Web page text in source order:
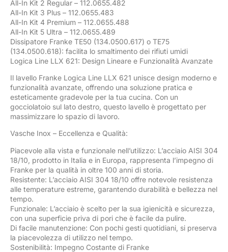
All-In Kit 2 Regular – 112.0655.482
All-In Kit 3 Plus – 112.0655.483
All-In Kit 4 Premium – 112.0655.488
All-In Kit 5 Ultra – 112.0655.489
Dissipatore Franke TE50 (134.0500.617) o TE75
(134.0500.618): facilita lo smaltimento dei rifiuti umidi
Logica Line LLX 621: Design Lineare e Funzionalità Avanzate
Il lavello Franke Logica Line LLX 621 unisce design moderno e
funzionalità avanzate, offrendo una soluzione pratica e
esteticamente gradevole per la tua cucina. Con un
gocciolatoio sul lato destro, questo lavello è progettato per
massimizzare lo spazio di lavoro.
Vasche Inox – Eccellenza e Qualità:
Piacevole alla vista e funzionale nell’utilizzo: L’acciaio AISI 304
18/10, prodotto in Italia e in Europa, rappresenta l’impegno di
Franke per la qualità in oltre 100 anni di storia.
Resistente: L’acciaio AISI 304 18/10 offre notevole resistenza
alle temperature estreme, garantendo durabilità e bellezza nel
tempo.
Funzionale: L’acciaio è scelto per la sua igienicità e sicurezza,
con una superficie priva di pori che è facile da pulire.
Di facile manutenzione: Con pochi gesti quotidiani, si preserva
la piacevolezza di utilizzo nel tempo.
Sostenibilità: Impegno Costante di Franke